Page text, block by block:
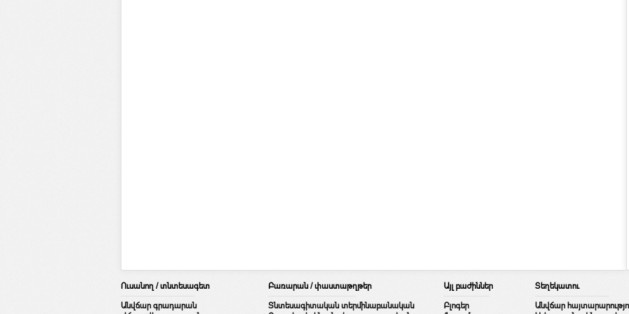
Ուսանող / տնտեսագետ
Անվճար գրադարան
Բառարան / փաստաթղթեր
Տնտեսագիտական տերմինաբանական
Այլ բաժիններ
Բլոգեր
Տեղեկատու
Անվճար